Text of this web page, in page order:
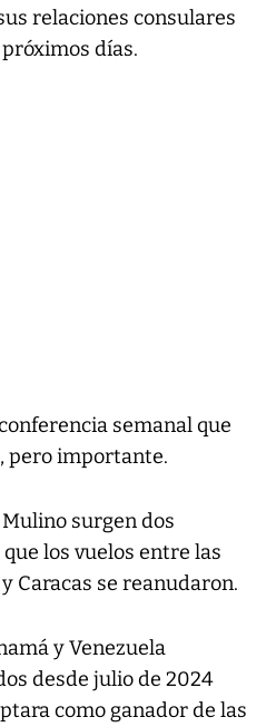
relaciones consulares
días.
semanal que
pero importante.
surgen dos
los vuelos entre las
Caracas se reanudaron.
y Venezuela
desde julio de 2024
como ganador de las